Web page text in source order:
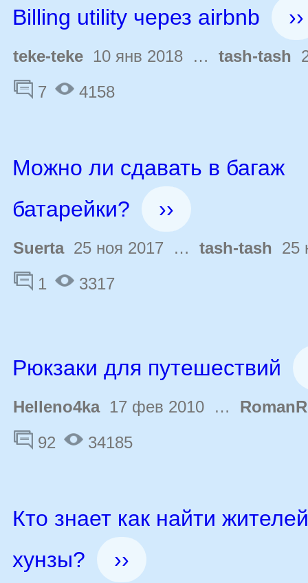
Billing utility через airbnb ››
teke-teke 10 янв 2018 … tash-tash
7
4158
Можно ли сдавать в багаж
батарейки?
››
Suerta25 ноя 2017 … tash-tash 25
1
3317
Рюкзаки для путешествий
Helleno4ka17 фев 2010 …
92
34185
Кто знает как найти жителей
хунзы?
››